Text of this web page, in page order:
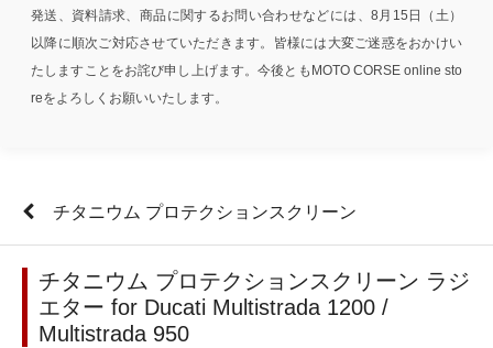
発送、資料請求、商品に関するお問い合わせなどには、8月15日（土）
以降に順次ご対応させていただきます。皆様には大変ご迷惑をおかけい
たしますことをお詫び申し上げます。今後ともMOTO CORSE online sto
reをよろしくお願いいたします。
チタニウム プロテクションスクリーン
チタニウム プロテクションスクリーン ラジ
エター for Ducati Multistrada 1200 /
Multistrada 950